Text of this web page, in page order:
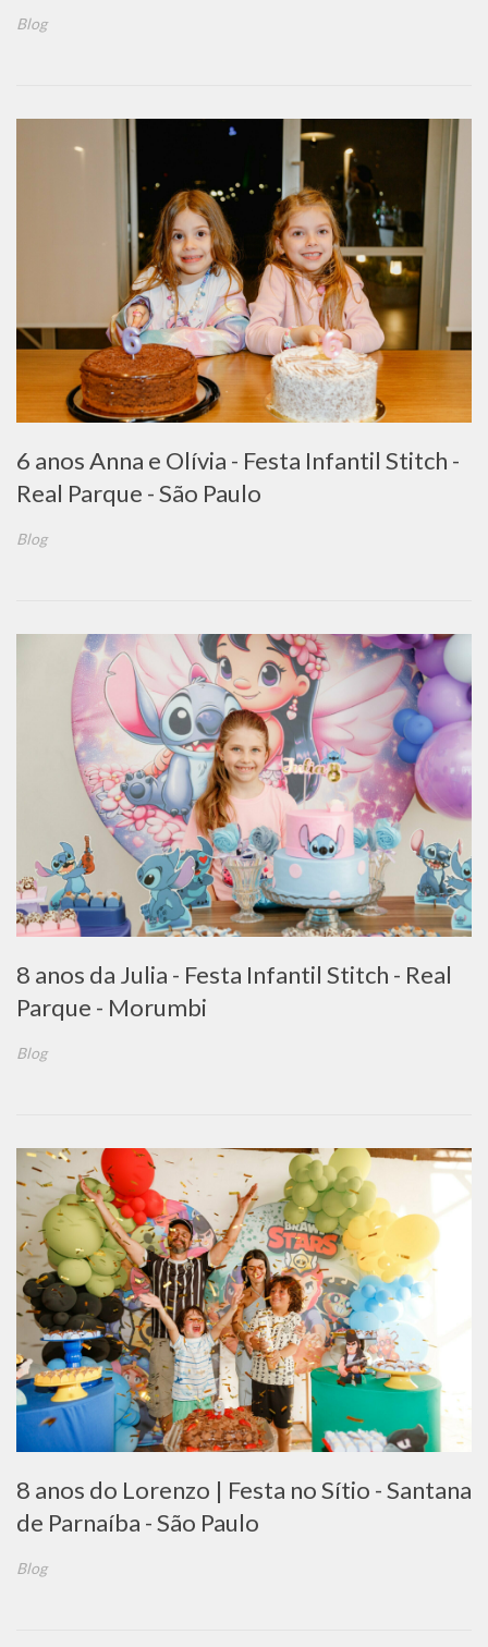
Blog
6 anos Anna e Olívia - Festa Infantil Stitch -
Real Parque - São Paulo
Blog
8 anos da Julia - Festa Infantil Stitch - Real
Parque - Morumbi
Blog
8 anos do Lorenzo | Festa no Sítio - Santana
de Parnaíba - São Paulo
Blog